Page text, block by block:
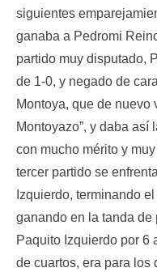
siguientes
ganaba a Pedromi
partido muy disputado,
de 1-0, y negado de
Montoya, que de nuevo
Montoyazo”, y daba
con mucho mérito y
tercer partido se
Izquierdo, terminando
ganando en la tanda
Paquito Izquierdo por 6
de cuartos, era para los